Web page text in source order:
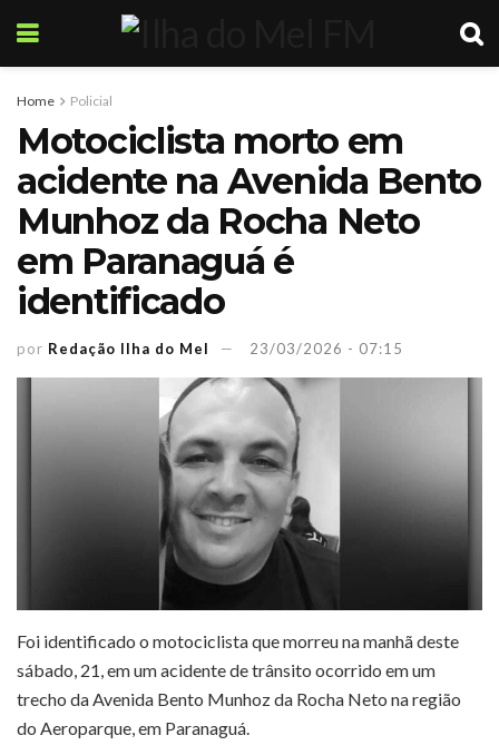
Home Policial
Motociclista morto em
acidente na Avenida Bento
Munhoz da Rocha Neto
em Paranaguá é
identificado
por Redação Ilha do Mel 23/03/2026 - 07:15
Foi identificado o motociclista que morreu na manhã deste
sábado, 21, em um acidente de trânsito ocorrido em um
trecho da Avenida Bento Munhoz da Rocha Neto na região
do Aeroparque, em Paranaguá.